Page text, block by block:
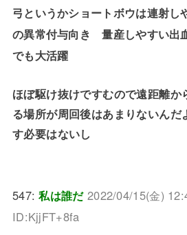
弓というかショートボウは連射し
の異常付与向き 量産しやすい出
でも大活躍
ほぼ駆け抜けですむので遠距離
る場所が周回後はあまりないん
す必要はないし
547:私は誰だ 2022/04/15(金)
ID:KjjFT+8fa